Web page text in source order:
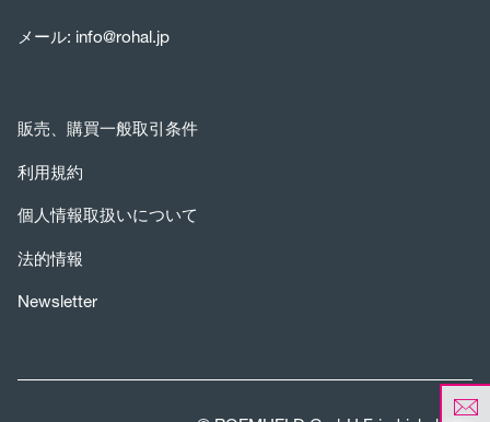
メール: info@rohal.jp
販売、購買一般取引条件
利用規約
個人情報取扱いについて
法的情報
Newsletter